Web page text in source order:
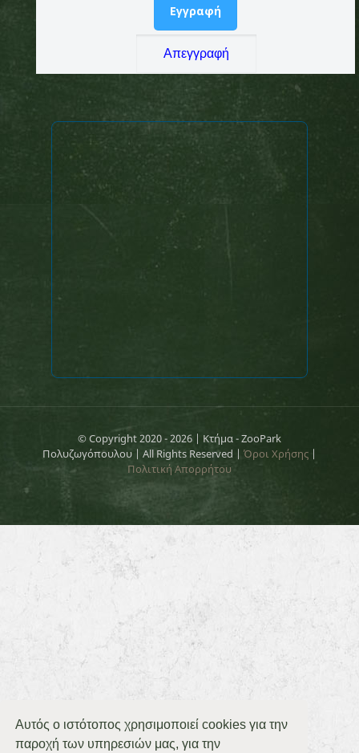
Αυτός ο ιστότοπος χρησιμοποιεί cookies για την
παροχή των υπηρεσιών μας, για την
© Copyright 2020 -2026 | Κτήμα - ZooPark
Πολυζωγόπουλου | All Rights Reserved | Όροι Χρήσης |
Πολιτική Απορρήτου